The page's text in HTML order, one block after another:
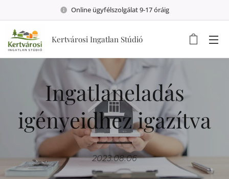
Online ügyfélszolgálat 9-17 óráig
Kertvárosi Ingatlan Stúdió
Ingatlaneladás
igényeidhez igazítva
2023.08.06